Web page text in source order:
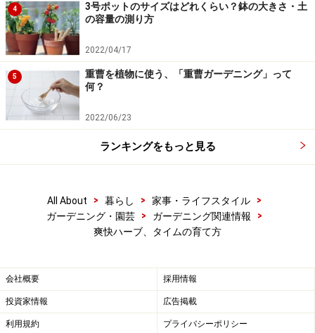
4
3号ポットのサイズはどれくらい？鉢の大きさ・土
の容量の測り方
2022/04/17
5
重曹を植物に使う、「重曹ガーデニング」って
何？
2022/06/23
ランキングをもっと見る
All About > 暮らし > 家事・ライフスタイル
>
ガーデニング・園芸
> ガーデニング関連情報
>
爽快ハーブ、タイムの育て方
会社概要 採用情報
投資家情報 広告掲載
利用規約 プライバシーポリシー